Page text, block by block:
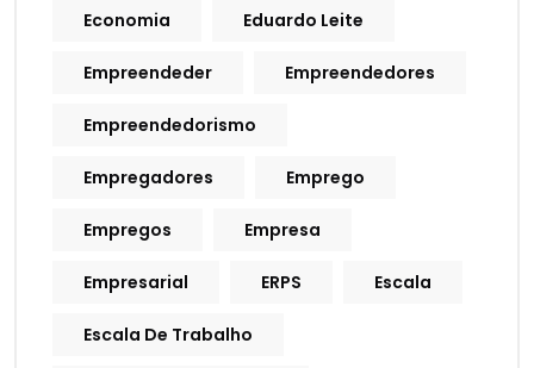
Economia Eduardo Leite
Empreendeder Empreendedores
Empreendedorismo
Empregadores Emprego
Empregos Empresa
Empresarial ERPS Escala
Escala De Trabalho